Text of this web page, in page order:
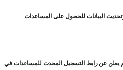
البيانات للحصول على المساعدات
يعلن عن رابط التسجيل المحدث للمساعدات في